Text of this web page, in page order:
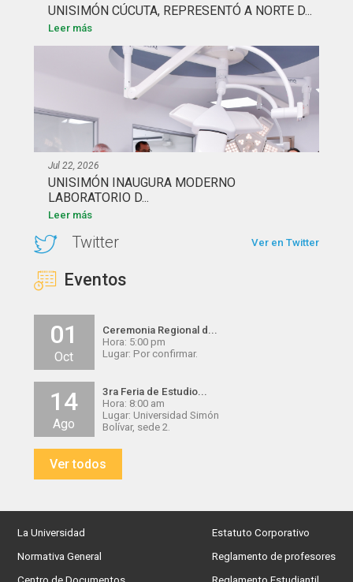
UNISIMÓN CÚCUTA, REPRESENTÓ A NORTE D...
Leer más
Jul 22, 2026
UNISIMÓN INAUGURA MODERNO
LABORATORIO D...
Leer más
Twitter Ver en Twitter
Eventos
01
Oct
Ceremonia Regional d...
Hora: 5:00 pm
Lugar: Por confirmar.
14
Ago
3ra Feria de Estudio...
Hora: 8:00 am
Lugar: Universidad Simón
Bolívar, sede 2.
Ver todos
La Universidad
Normativa General
Estatuto Corporativo
Reglamento de profesores